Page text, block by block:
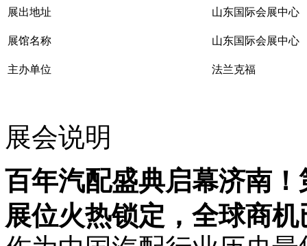
展出地址 山东国际会展中心
展馆名称 山东国际会展中心
主办单位 法兰克福
展会说明
百年汽配盛典启幕济南！
展位火热锁定，全球商机